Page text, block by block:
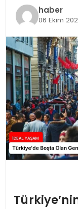
SOSYAL HABER
haber
06 Ekim